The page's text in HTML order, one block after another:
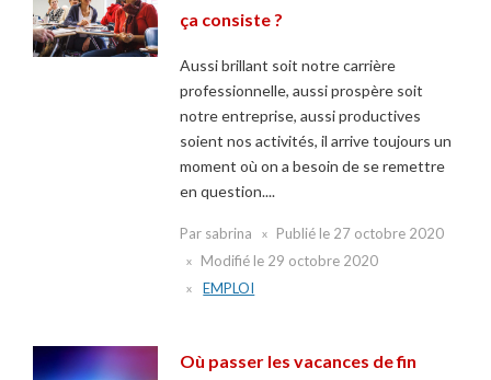
ça consiste ?
Aussi brillant soit notre carrière
professionnelle, aussi prospère soit
notre entreprise, aussi productives
soient nos activités, il arrive toujours un
moment où on a besoin de se remettre
en question....
Par sabrina Publié le 27 octobre 2020
Modifié le 29 octobre 2020
EMPLOI
Où passer les vacances de fin